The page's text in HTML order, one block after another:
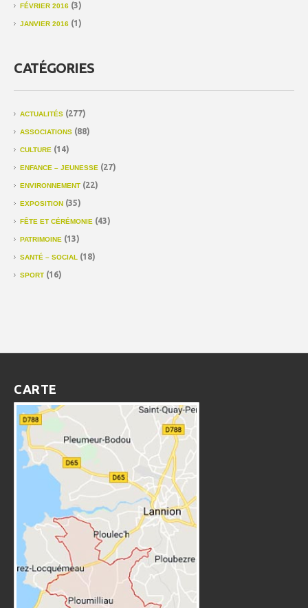
FÉVRIER 2016 (3)
JANVIER 2016 (1)
CATÉGORIES
ACTUALITÉS (277)
ASSOCIATIONS (88)
CULTURE (14)
ENFANCE – JEUNESSE (27)
ENVIRONNEMENT (22)
EXPOSITION (35)
FÊTE ET CÉRÉMONIE (43)
PATRIMOINE (13)
SANTÉ – SOCIAL (18)
SPORT (16)
CARTE